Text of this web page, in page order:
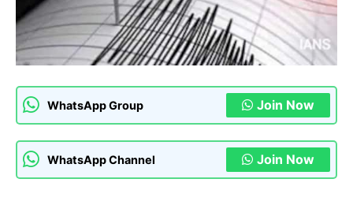
WhatsApp Group Join Now
WhatsApp Channel Join Now